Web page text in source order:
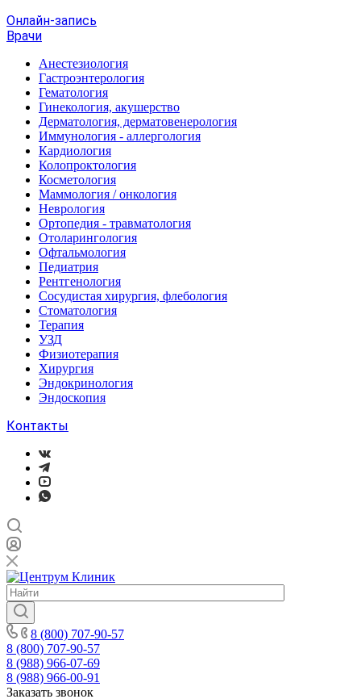
Онлайн-запись
Врачи
Анестезиология
Гастроэнтерология
Гематология
Гинекология, акушерство
Дерматология, дерматовенерология
Иммунология - аллергология
Кардиология
Колопроктология
Косметология
Маммология / онкология
Неврология
Ортопедия - травматология
Отоларингология
Офтальмология
Педиатрия
Рентгенология
Сосудистая хирургия, флебология
Стоматология
Терапия
УЗД
Физиотерапия
Хирургия
Эндокринология
Эндоскопия
Контакты
8 (800) 707-90-57
8 (800) 707-90-57
8 (988) 966-07-69
8 (988) 966-00-91
Заказать звонок